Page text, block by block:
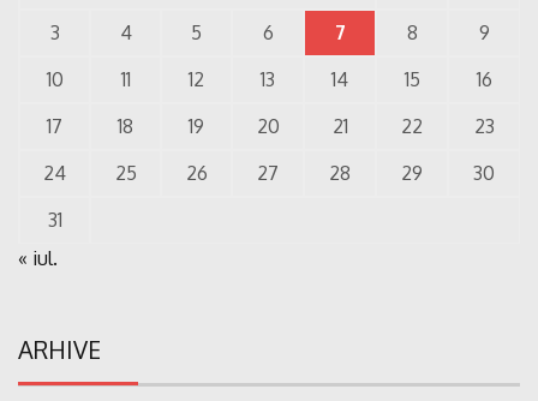
3
4 5 6 7 8
9
10
11 12 13 14 15
16
17
18 19 20 21 22
23
24
25 26 27 28 29
30
31
« iul.
ARHIVE